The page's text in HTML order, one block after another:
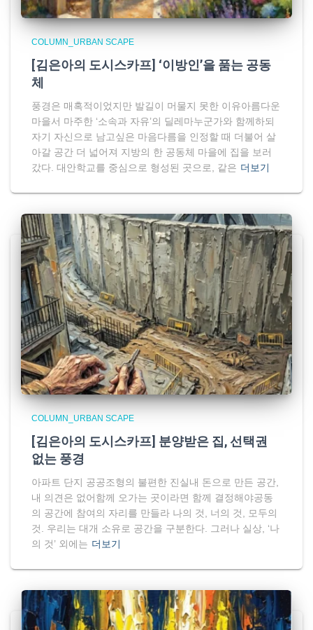
COLUMN_URBAN SCAPE
[김은아의 도시스카프] ‘이방인’을 품는 공동
체
풍경은 매혹적이었지만 발길이 머물지 못한 이유아름다운
마을서 마주한 ‘소속과 자유’의 딜레마누군가와 함께하되
자기 자신으로 남고싶은 마음다름을 인정할 때 더불어 살
아갈 공간 더 넓어져 지방의 한 공동체 마을에 집을 보러
갔다. 대안학교를 중심으로 형성된 곳으로, 같은 더보기
COLUMN_URBAN SCAPE
[김은아의 도시스카프] 분양받은 집, 선택권
없는 풍경
아파트 단지 공공조형의 불편한 진실내 돈으로 만든 공간,
내 의견은 없어함께 오가는 곳이라면 함께 결정해야공동
의 공간에 참여의 자리를 만들라 나의 것, 너의 것, 모두의
것. 우리는 대개 소유로 공간을 구분한다. 그러나 실상, ‘나
의 것’ 외에는 더보기